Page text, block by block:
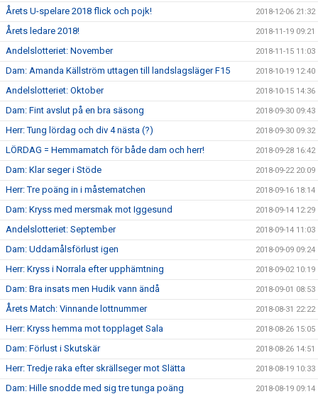
Årets U-spelare 2018 flick och pojk! 2018-12-06 21:32
Årets ledare 2018! 2018-11-19 09:21
Andelslotteriet: November 2018-11-15 11:03
Dam: Amanda Källström uttagen till landslagsläger F15 2018-10-19 12:40
Andelslotteriet: Oktober 2018-10-15 14:36
Dam: Fint avslut på en bra säsong 2018-09-30 09:43
Herr: Tung lördag och div 4 nästa (?) 2018-09-30 09:32
LÖRDAG = Hemmamatch för både dam och herr! 2018-09-28 16:42
Dam: Klar seger i Stöde 2018-09-22 20:09
Herr: Tre poäng in i måstematchen 2018-09-16 18:14
Dam: Kryss med mersmak mot Iggesund 2018-09-14 12:29
Andelslotteriet: September 2018-09-14 11:03
Dam: Uddamålsförlust igen 2018-09-09 09:24
Herr: Kryss i Norrala efter upphämtning 2018-09-02 10:19
Dam: Bra insats men Hudik vann ändå 2018-09-01 08:53
Årets Match: Vinnande lottnummer 2018-08-31 22:22
Herr: Kryss hemma mot topplaget Sala 2018-08-26 15:05
Dam: Förlust i Skutskär 2018-08-26 14:51
Herr: Tredje raka efter skrällseger mot Slätta 2018-08-19 10:33
Dam: Hille snodde med sig tre tunga poäng 2018-08-19 09:14